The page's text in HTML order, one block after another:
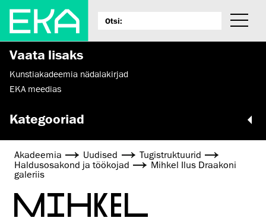
Vaata lisaks
Kunstiakadeemia nädalakirjad
EKA meedias
Kategooriad
Akadeemia Uudised
Tugistruktuurid
Haldusosakond ja töökojad
Mihkel Ilus Draakoni
galeriis
MIHKEL